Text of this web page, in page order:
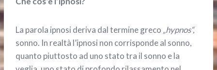
La parola ipnosi deriva dal termine greco „hypnos“,
sonno. In realtà l’ipnosi non corrisponde al sonno,
quanto piuttosto ad uno stato tra il sonno e la